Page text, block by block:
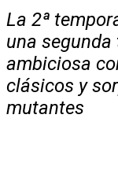
La 2ª
una
ambiciosa
clásicos y
mutantes